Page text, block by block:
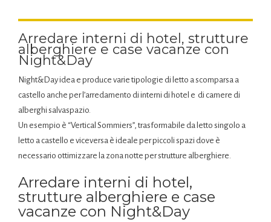
Arredare interni di hotel, strutture
alberghiere e case vacanze con
Night&Day
Night&Day idea e produce varie tipologie di letto a scomparsa a
castello anche per l’arredamento di interni di hotel e di camere di
alberghi salvaspazio.
Un esempio è “Vertical Sommiers”, trasformabile da letto singolo a
letto a castello e viceversa è ideale per piccoli spazi dove è
necessario ottimizzare la zona notte per strutture alberghiere.
Arredare interni di hotel,
strutture alberghiere e case
vacanze con Night&Day